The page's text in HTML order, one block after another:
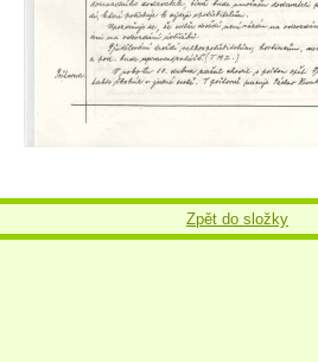
Zpět do složky